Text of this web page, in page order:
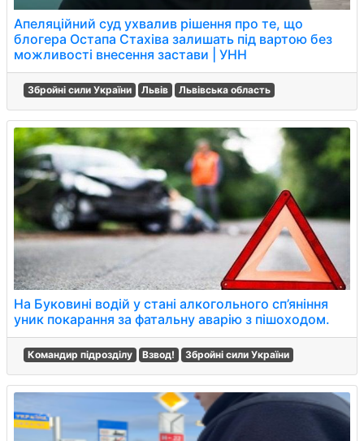
Апеляційний суд ухвалив рішення про те, що
блогера Остапа Стахіва залишать під вартою без
можливості внесення застави | УНН
Збройні сили України Львів Львівська область
На Буковині водій у стані алкогольного сп’яніння
уник покарання за фатальну аварію з пішоходом.
Командир підрозділу Взвод! Збройні сили України